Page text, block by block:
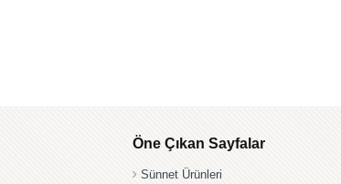
Öne Çıkan Sayfalar
Sünnet Ürünleri